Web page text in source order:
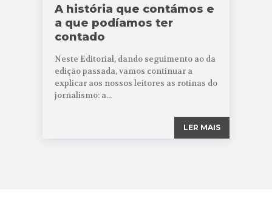
A história que contámos e
a que podíamos ter
contado
Neste Editorial, dando seguimento ao da
edição passada, vamos continuar a
explicar aos nossos leitores as rotinas do
jornalismo: a...
LER MAIS